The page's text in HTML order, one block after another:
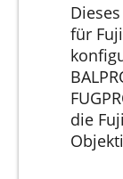
für
die